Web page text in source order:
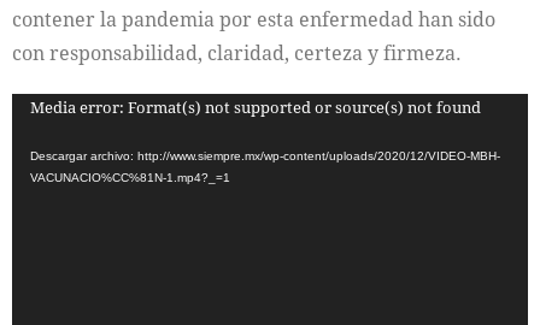
contener la pandemia por esta enfermedad han sido
con responsabilidad, claridad, certeza y firmeza.
Reproductor
vídeo
Media error: Format(s) not supported or source(s) not found
Descargar archivo: http://www.siempre.mx/wp-content/uploads/2020/12/VIDEO-MBH-
VACUNACIO%CC%81N-1.mp4?_=1